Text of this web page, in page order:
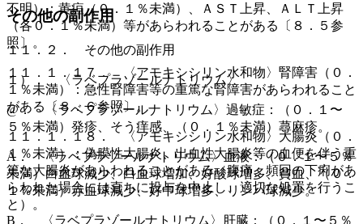
その他の副作用
１１．２． その他の副作用
１）． 〈ラベプラゾールナトリウム〉
@． 〈ラベプラゾールナトリウム〉過敏症：（０．１〜
５％未満）発疹、そう痒感、（０．１％未満）蕁麻疹。
A． 〈ラベプラゾールナトリウム〉血液：（０．１〜５％
未満）白血球減少、白血球増加、好酸球増多、貧血、（０．
１％未満）赤血球減少、好中球増多、リンパ球減少。
B． 〈ラベプラゾールナトリウム〉肝臓：（０．１〜５％
不明）：黄疸（０．１％未満）、ＡＳＴ上昇、ＡＬＴ上昇
（各０．１％未満）等があらわれることがある〔８．５参
照〕。
１１．１．１７． 〈アモキシシリン水和物〉腎障害（０．
１％未満）：急性腎障害等の重篤な腎障害があらわれること
がある〔８．６参照〕。
１１．１．１８． 〈アモキシシリン水和物〉大腸炎（０．
１％未満）：偽膜性大腸炎、出血性大腸炎等の血便を伴う重
篤な大腸炎があらわれることがある（腹痛、頻回の下痢があ
らわれた場合には直ちに投与を中止し、適切な処置を行うこ
と）。